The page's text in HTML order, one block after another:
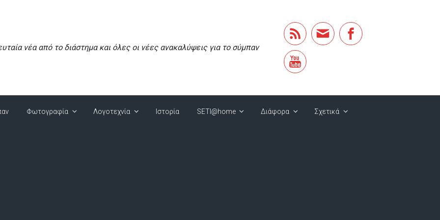
νέα από το διάστημα και όλες οι νέες ανακαλύψεις για το σύμπαν
Φωτογραφία Λογοτεχνία Ιστορία SETI@home Διάφορα Σχετικά